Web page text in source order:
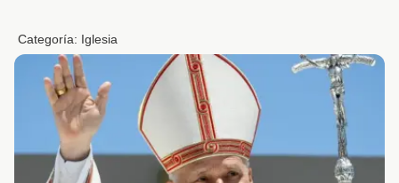
Categoría: Iglesia